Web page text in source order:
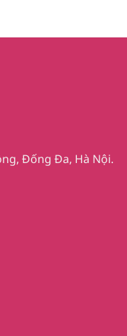
Đống Đa, Hà Nội.